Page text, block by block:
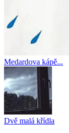
Medardova kápě...
Dvě malá křídla